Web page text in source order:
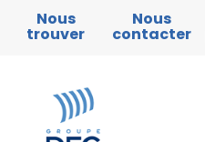
Nous
trouver
Nous
contacter